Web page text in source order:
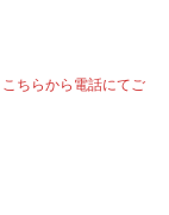
ちらから電話にてご